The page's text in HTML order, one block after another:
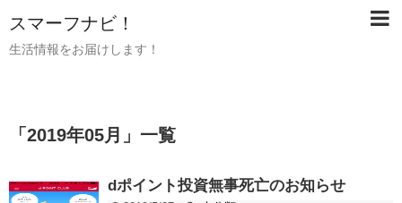
スマーフナビ！
生活情報をお届けします！
「 2019年05月 」 一覧
dポイント投資無事死亡のお知らせ